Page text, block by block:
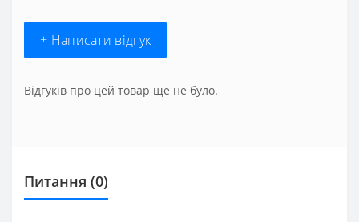
+ Написати відгук
Відгуків про цей товар ще не було.
Питання (0)